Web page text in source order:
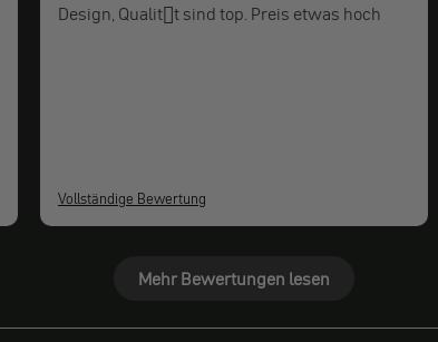
Design, Qualit�t sind top. Preis etwas hoch
Vollständige Bewertung
Mehr Bewertungen lesen